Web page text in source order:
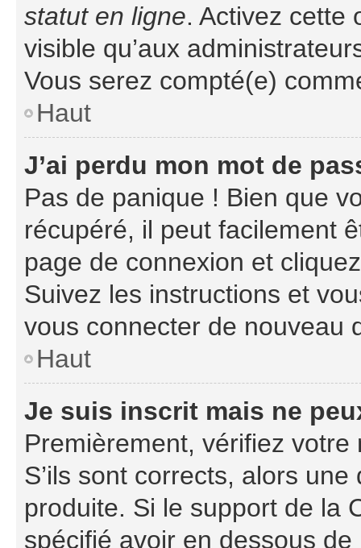
statut en ligne. Activez cette
visible qu’aux
Vous serez compté(e)
Haut
J’ai perdu mon mot de
Pas de panique ! Bien que
récupéré, il peut facilement
page de connexion et
Suivez les instructions et
vous connecter de nouveau
Haut
Je suis inscrit mais ne
Premièrement, vérifiez votre
S’ils sont corrects, alors
produite. Si le support de la
spécifié avoir en dessous